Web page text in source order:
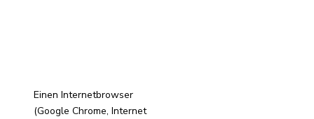
Einen Internetbrowser
(Google Chrome, Internet